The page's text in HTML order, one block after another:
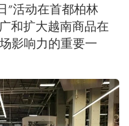
”活动在首都柏林
和扩大越南商品在
影响力的重要一